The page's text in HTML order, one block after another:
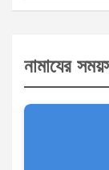
c
h
নামাযের